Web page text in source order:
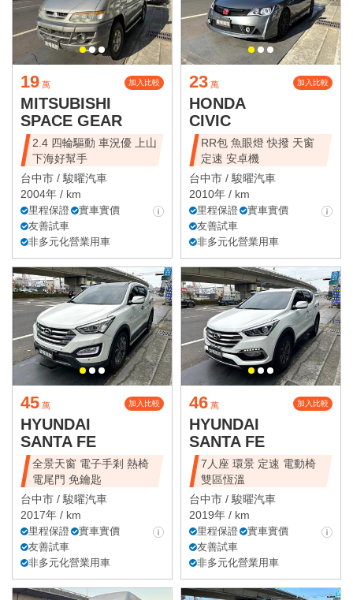
19 萬 加入比較
MITSUBISHI
SPACE GEAR
2.4 四輪驅動 車況優 上山
下海好幫手
台中市 /駿曜汽車
2004年 / km
里程保證
實車實價
友善試車
非多元化營業用車
23 萬 加入比較
HONDA
CIVIC
RR包 魚眼燈 快撥 天窗
定速 安卓機
台中市 /駿曜汽車
2010年 / km
里程保證
實車實價
友善試車
非多元化營業用車
45 萬 加入比較
HYUNDAI
SANTA FE
全景天窗 電子手剎 熱椅
電尾門 免鑰匙
台中市 /駿曜汽車
2017年 / km
里程保證
實車實價
友善試車
非多元化營業用車
46 萬 加入比較
HYUNDAI
SANTA FE
7人座 環景 定速 電動椅
雙區恆溫
台中市 /駿曜汽車
2019年 / km
里程保證
實車實價
友善試車
非多元化營業用車